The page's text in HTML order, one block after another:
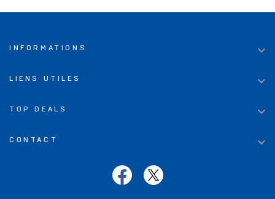
INFORMATIONS 
LIENS UTILES 
TOP DEALS 
CONTACT 